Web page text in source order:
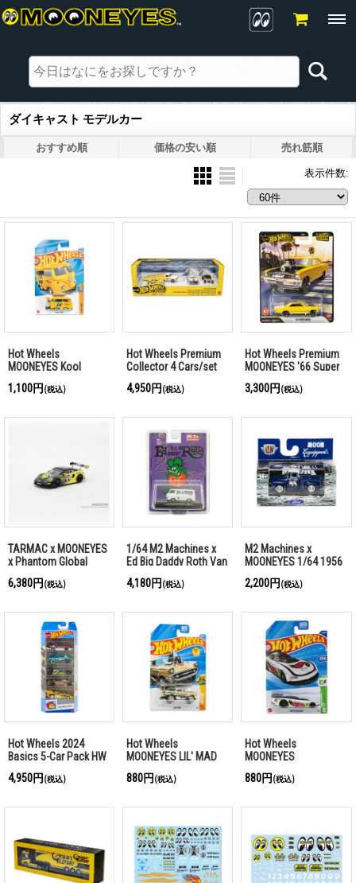
ダイキャスト モデルカー
おすすめ順 価格の安い順 売れ筋順
表示件数:
Hot Wheels
MOONEYES Kool
1,100円 (税込)
Hot Wheels Premium
Collector 4 Cars/set
4,950円 (税込)
Hot Wheels Premium
MOONEYES '66 Super
3,300円 (税込)
TARMAC x MOONEYES
x Phantom Global
GT3 R
6,380円 (税込)
1/64 M2 Machines x
Ed Big Daddy Roth Van
4,180円 (税込)
M2 Machines x
MOONEYES 1/64 1956
2,200円 (税込)
Hot Wheels 2024
Basics 5-Car Pack HW
Drag Strip
4,950円 (税込)
Hot Wheels
MOONEYES LIL' MAD
Wagons
880円 (税込)
Hot Wheels
MOONEYES
SUPERCHARGED
880円 (税込)